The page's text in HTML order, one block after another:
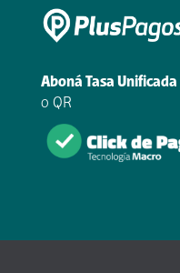
Aboná Tasa Unificada
o QR